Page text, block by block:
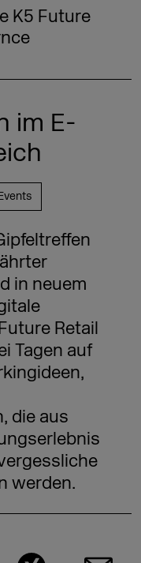
K5 Future
im E-
in neuem
Retail
Tagen auf
die aus
werden.